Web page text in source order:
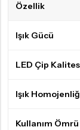
Özellik
Işık Gücü
LED Çip
Işık
Kullanım Ömrü